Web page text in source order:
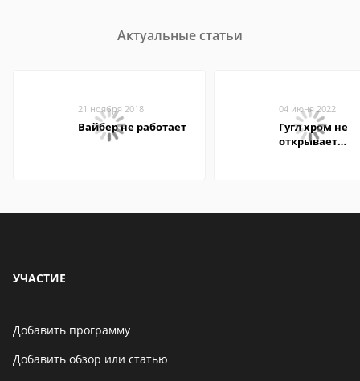
Актуальные статьи
21 ноября 2018
Вайбер не работает
04 июня 2022
Гугл хром не
открывает
УЧАСТИЕ
Добавить программу
Добавить обзор или статью